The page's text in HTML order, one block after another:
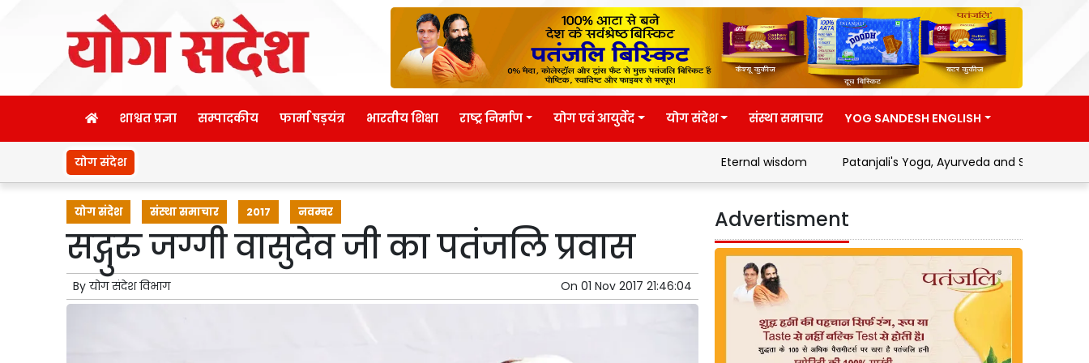
शाश्वत प्रज्ञा सम्पादकीय फार्मा षड़यंत्र भारतीय शिक्षा राष्ट्र निर्माण योग एवं आयुर्वेद योग संदेश संस्था समाचार YOG SANDESH ENGLISH
योग संदेश Patanjali's Yoga, Ayurveda and Swadeshi Movement
योग संदेश संस्था समाचार 2017 नवम्बर
सद्गुरु जग्गी वासुदेव जी का पतंजलि प्रवास
By योग संदेश विभाग On 01 Nov 2017 21:46:04
Advertisment